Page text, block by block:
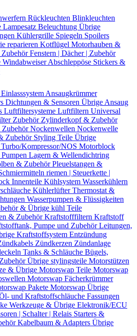
Rückleuchten Blinkleuchten
Lampesatz Beleuchtung Übrige
Kühlergrille Spiegeln Spoilers
reparieren Kotflügel Motorhauben &
Fenstern | Dächer | Zubehör
WindabweiserAbschleppöse Stickers &
Einlasssystem Ansaugkrümmer
Dichtungen & Sensoren Übrige Ansaug
Luftfiltersysteme Luftfiltern Universal
Zubehör Zylinderkopf & Zubehör
Nockenwellen Nockenwelle
Zubehör Styling Teile Übrige
Turbo/Kompressor/NOS Motorblock
Lagern & Wellendichtring
& ZubehörPleuelstangen &
riemen | Steuerkette |
Innenteile Kühlsystem Wasserkühlern
KühlerlüfterThermostat &
Wasserpumpen & Flüssigkeiten
& Übrige kühl Teile
& ZubehörKraftstofffiltern Kraftstoff
Pumpe und ZubehörLeitungen,
Kraftstoffsystem Entzündung
Zündkerzen Zündanlage
Tanks & Schläuche Bügels,
Übrige stylingsteile Motorstützen
& Übrige Motorswap Teile Motorswap
Motorswap Fächerkrümmer
Pakete Motorswap Übrige
und Kraftstoffschläuche Fassungen
Werkzeuge & Übrige Elektronik/ECU
| Schalter | Relais Starters &
Kabelbaum & Adapters Übrige